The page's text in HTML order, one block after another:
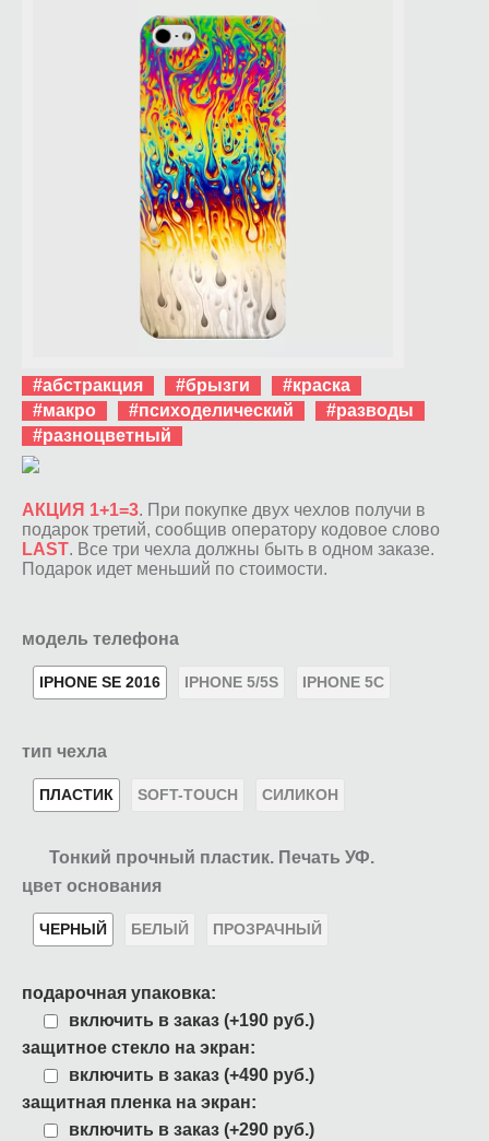
#абстракция #брызги
#краска
#макро
#психоделический
#разводы
#разноцветный
АКЦИЯ 1+1=3. При покупке двух чехлов получи в
подарок третий, сообщив оператору кодовое слово
LAST. Все три чехла должны быть в одном заказе.
Подарок идет меньший по стоимости.
модель телефона
IPHONE SE 2016 IPHONE 5/5S IPHONE 5C
тип чехла
ПЛАСТИК SOFT-TOUCH СИЛИКОН
Тонкий прочный пластик. Печать УФ.
цвет основания
ЧЕРНЫЙ БЕЛЫЙ ПРОЗРАЧНЫЙ
подарочная упаковка:
включить в заказ (+190 руб.)
защитное стекло на экран:
включить в заказ (+490 руб.)
защитная пленка на экран:
включить в заказ (+290 руб.)